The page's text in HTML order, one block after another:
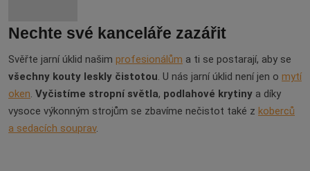
Nechte své kanceláře zazářit
Svěřte jarní úklid našim profesionálům a ti se postarají, aby se
všechny kouty leskly čistotou. U nás jarní úklid není jen o mytí
oken. Vyčistíme stropní světla, podlahové krytiny a díky
vysoce výkonným strojům se zbavíme nečistot také z koberců
a sedacích souprav.